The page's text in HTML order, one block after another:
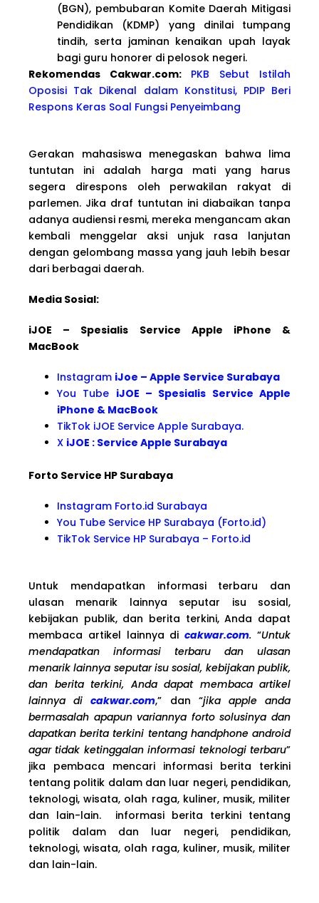
(BGN), pembubaran Komite Daerah Mitigasi
Pendidikan (KDMP) yang dinilai tumpang
tindih, serta jaminan kenaikan upah layak
bagi guru honorer di pelosok negeri.
Rekomendas Cakwar.com: PKB Sebut Istilah
Oposisi Tak Dikenal dalam Konstitusi, PDIP Beri
Respons Keras Soal Fungsi Penyeimbang
Gerakan mahasiswa menegaskan bahwa lima
tuntutan ini adalah harga mati yang harus
segera direspons oleh perwakilan rakyat di
parlemen. Jika draf tuntutan ini diabaikan tanpa
adanya audiensi resmi, mereka mengancam akan
kembali menggelar aksi unjuk rasa lanjutan
dengan gelombang massa yang jauh lebih besar
dari berbagai daerah.
Media Sosial:
iJOE – Spesialis Service Apple iPhone &
MacBook
Instagram iJoe – Apple Service Surabaya
You Tube iJOE – Spesialis Service Apple
iPhone & MacBook
TikTok iJOE Service Apple Surabaya.
X iJOE : Service Apple Surabaya
Forto Service HP Surabaya
Instagram Forto.id Surabaya
You Tube Service HP Surabaya (Forto.id)
TikTok Service HP Surabaya – Forto.id
Untuk mendapatkan informasi terbaru dan
ulasan menarik lainnya seputar isu sosial,
kebijakan publik, dan berita terkini, Anda dapat
membaca artikel lainnya dicakwar.com.“Untuk
mendapatkan informasi terbaru dan ulasan
menarik lainnya seputar isu sosial, kebijakan publik,
dan berita terkini, Anda dapat membaca artikel
lainnya dicakwar.com,” dan “jika apple anda
bermasalah apapun variannya forto solusinya dan
dapatkan berita terkini tentang handphone android
agar tidak ketinggalan informasi teknologi terbaru”
jika pembaca mencari informasi berita terkini
tentang politik dalam dan luar negeri, pendidikan,
teknologi, wisata, olah raga, kuliner, musik, militer
dan lain-lain. informasi berita terkini tentang
politik dalam dan luar negeri, pendidikan,
teknologi, wisata, olah raga, kuliner, musik, militer
dan lain-lain.